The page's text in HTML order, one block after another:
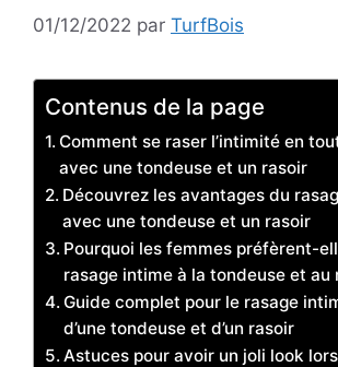
01/12/2022 par TurfBois
Contenus de la page
Comment se raser l’intimité en
avec une tondeuse et un rasoir
Découvrez les avantages du
avec une tondeuse et un rasoir
Pourquoi les femmes préfèrent-
rasage intime à la tondeuse et au
Guide complet pour le rasage
d’une tondeuse et d’un rasoir
Astuces pour avoir un joli look